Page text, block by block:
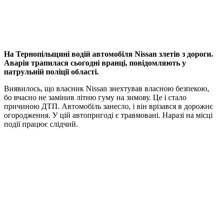
На Тернопільщині водій автомобіля Nissan злетів з дороги.
Аварія трапилася сьогодні вранці, повідомляють у
патрульній поліції області.
Виявилось, що власник Nissan знехтував власною безпекою,
бо вчасно не замінив літню гуму на зимову. Це і стало
причиною ДТП. Автомобіль занесло, і він врізався в дорожнє
огородження. У цій автопригоді є травмовані. Наразі на місці
події працює слідчий.